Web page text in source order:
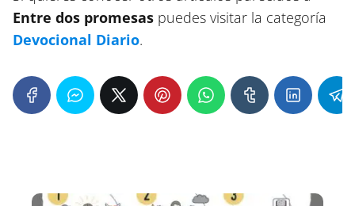
Entre dos promesas puedes visitar la categoría
Devocional Diario.